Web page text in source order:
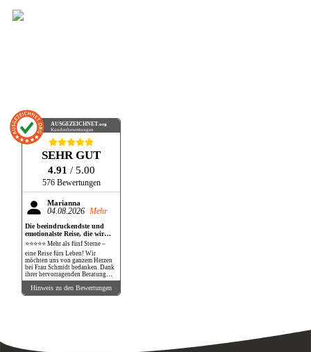
AUSGEZEICHNET.org
Kundenbewertungen
SEHR GUT
4.91 / 5.00
576 Bewertungen
Marianna
04.08.2026 Mehr
Die beeindruckendste und
emotionalste Reise, die wir
bisher gemacht haben!
⭐⭐⭐⭐⭐ Mehr als fünf Sterne –
eine Reise fürs Leben! Wir
möchten uns von ganzem Herzen
bei Frau Schmidt bedanken. Dank
ihrer hervorragenden Beratung
und perfekten Organisation
durften wir eine Reise erleben, die
unsere Erwartungen in jeder
unserem Fahrzeug entfernt lag,
Hinweis zu den Bewertungen